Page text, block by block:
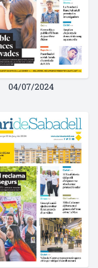
04/07/2024